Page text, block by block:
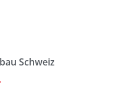
Schweiz